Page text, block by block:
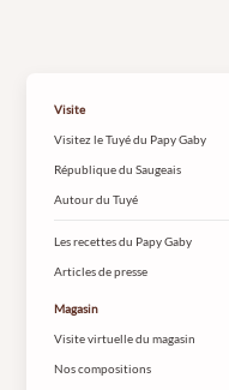
Visite
Visitez le Tuyé du Papy Gaby
République du Saugeais
Autour du Tuyé
Les recettes du Papy Gaby
Articles de presse
Magasin
Visite virtuelle du magasin
Nos compositions